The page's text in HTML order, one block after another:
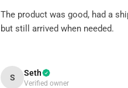
The product was good, had a
but still arrived when needed.
S Seth
Verified owner